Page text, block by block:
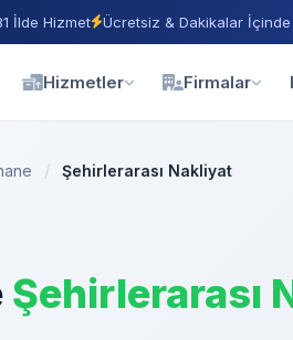
İlde Hizmet Ücretsiz & Dakikalar
Hizmetler Firmalar
Şehirlerarası Nakliyat
Şehirlerarası